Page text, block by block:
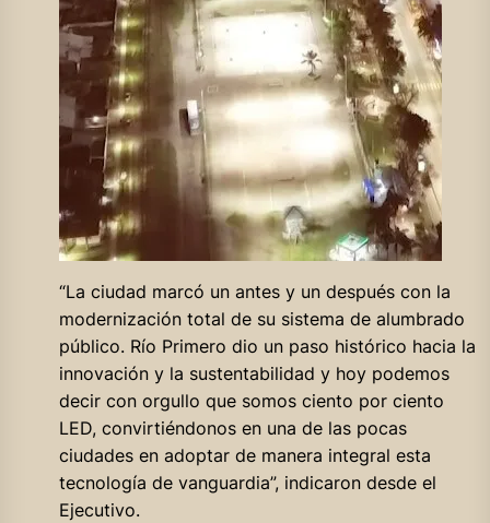
“La ciudad marcó un antes y un después con la
modernización total de su sistema de alumbrado
público. Río Primero dio un paso histórico hacia la
innovación y la sustentabilidad y hoy podemos
decir con orgullo que somos ciento por ciento
LED, convirtiéndonos en una de las pocas
ciudades en adoptar de manera integral esta
tecnología de vanguardia”, indicaron desde el
Ejecutivo.